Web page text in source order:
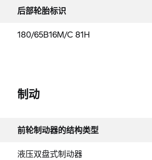
后部轮胎标识
180/65B16M/C 81H
制动
前轮制动器的结构类型
液压双盘式制动器